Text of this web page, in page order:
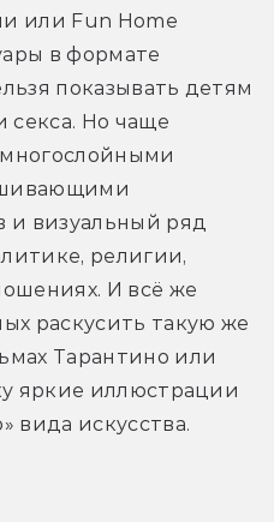
или Fun Home
в формате
показывать детям
секса. Но чаще
и визуальный ряд
религии,
И всё же
раскусить такую же
Тарантино или
яркие иллюстрации
вида искусства.